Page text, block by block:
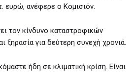
ευρώ, ανέφερε ο Κομισιόν.
τον κίνδυνο καταστροφικών
για δεύτερη συνεχή χρονιά.
ήδη σε κλιματική κρίση. Είναι